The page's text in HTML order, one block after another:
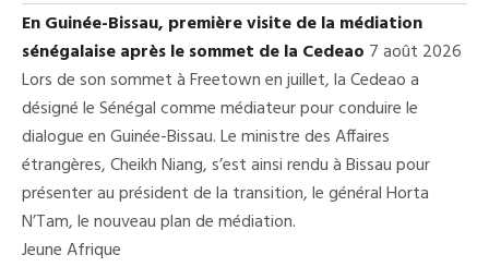
En Guinée-Bissau, première visite de la médiation
sénégalaise après le sommet de la Cedeao 7 août 2026
Lors de son sommet à Freetown en juillet, la Cedeao a
désigné le Sénégal comme médiateur pour conduire le
dialogue en Guinée-Bissau. Le ministre des Affaires
étrangères, Cheikh Niang, s’est ainsi rendu à Bissau pour
présenter au président de la transition, le général Horta
N’Tam, le nouveau plan de médiation.
Jeune Afrique